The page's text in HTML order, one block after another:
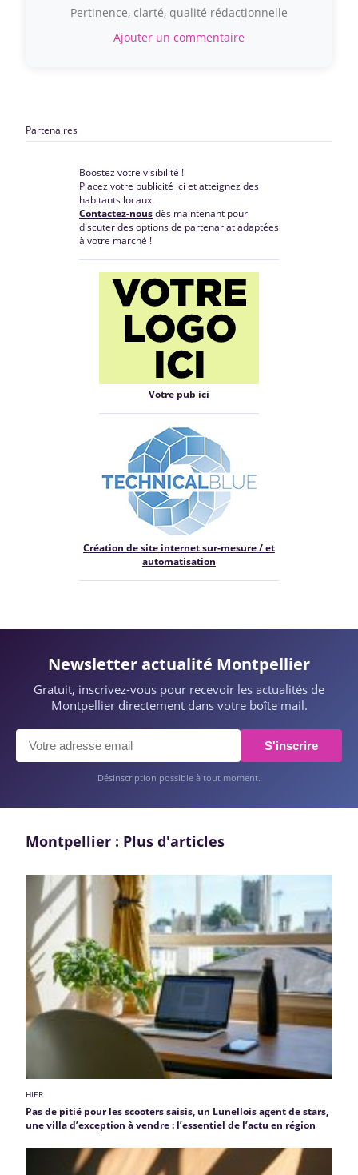
Pertinence, clarté, qualité rédactionnelle
Ajouter un commentaire
Partenaires
Boostez votre visibilité !
Placez votre publicité ici et atteignez des
habitants locaux.
Contactez-nousdès maintenant pour
discuter des options de partenariat adaptées
à votre marché !
Votre pub ici
Création de site internet sur-mesure / et
automatisation
Newsletter actualité Montpellier
Gratuit, inscrivez-vous pour recevoir les actualités de
Montpellier directement dans votre boîte mail.
S'inscrire
Désinscription possible à tout moment.
Montpellier : Plus d'articles
HIER
Pas de pitié pour les scooters saisis, un Lunellois agent de stars,
une villa d’exception à vendre : l’essentiel de l’actu en région